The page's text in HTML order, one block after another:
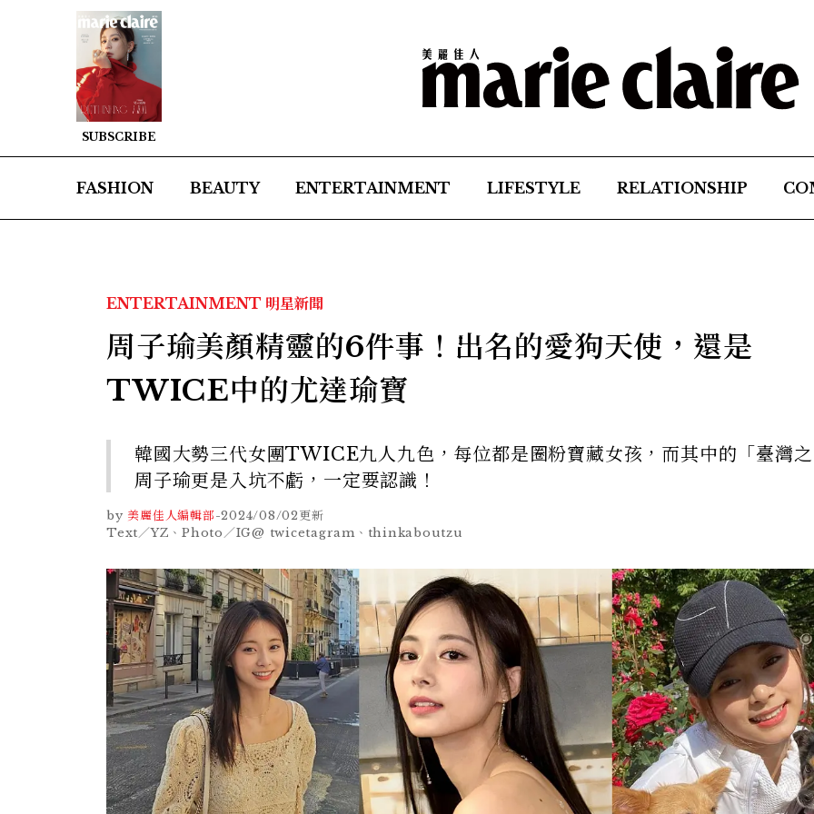
SUBSCRIBE
FASHION BEAUTY ENTERTAINMENT LIFESTYLE RELATIONSHIP
ENTERTAINMENT 明星新聞
周子瑜美顏精靈的6件事！出名的愛狗天使，還是
TWICE中的尤達瑜寶
韓國大勢三代女團TWICE九人九色，每位都是圈粉寶藏女孩，而其中的「臺灣
周子瑜更是入坑不虧，一定要認識！
by 美麗佳人編輯部-2024/08/02更新
Text／YZ、Photo／IG@ twicetagram、thinkaboutzu